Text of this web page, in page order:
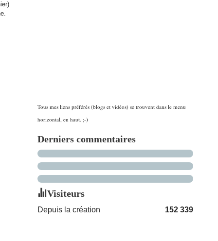
Tous mes liens préférés (blogs et vidéos) se trouvent dans le menu
horizontal, en haut. ;-)
Derniers commentaires
Visiteurs
Depuis la création 152 339